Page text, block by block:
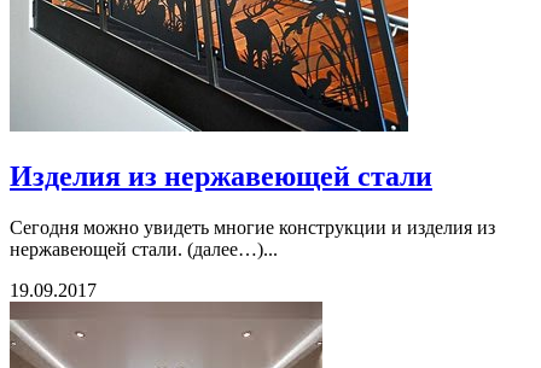
Изделия из нержавеющей стали
Сегодня можно увидеть многие конструкции и изделия из
нержавеющей стали. (далее…)...
19.09.2017